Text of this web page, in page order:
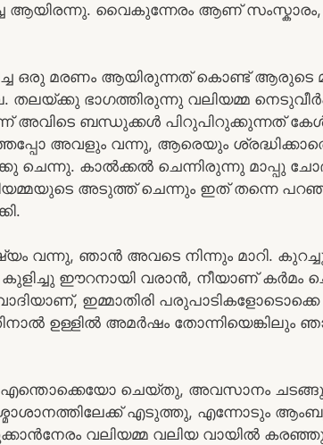
ആയിരന്നു. വൈകുന്നേരം ആണ് സംസ്കാരം,
ഒരു മരണം ആയിരുന്നത് കൊണ്ട് ആരുടെ
തലയ്ക്കു ഭാഗത്തിരുന്നു വലിയമ്മ
ബന്ധുക്കൾ പിറുപിറുക്കുന്നത്
അവളും വന്നു, ആരെയും
ചെന്നു. കാൽക്കൽ ചെന്നിരുന്നു മാപ്പു
അടുത്ത് ചെന്നും ഇത് തന്നെ
വന്നു, ഞാൻ അവടെ നിന്നും മാറി.
ഈറനായി വരാൻ, നീയാണ് കർമം
ഇമ്മാതിരി
ഉള്ളിൽ അമർഷം തോന്നിയെങ്കിലും
എന്തൊക്കെയോ ചെയ്തു, അവസാനം
ശ്മാശാനത്തിലേക്ക് എടുത്തു, എന്നോടും
വലിയമ്മ വലിയ വായിൽ